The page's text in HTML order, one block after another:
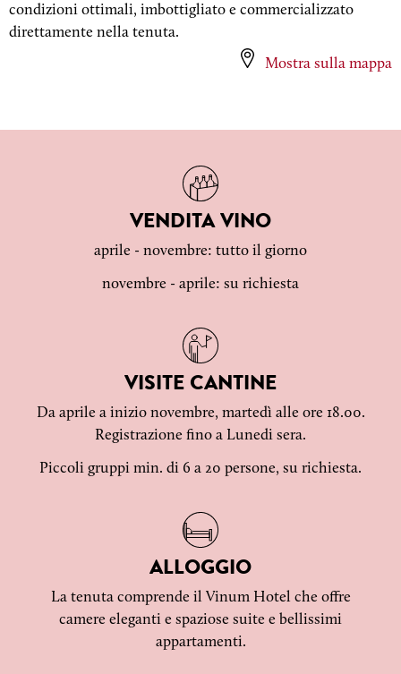
Mostra sulla mappa
condizioni ottimali, imbottigliato e commercializzato
direttamente nella tenuta.
VENDITA VINO
aprile - novembre: tutto il giorno
novembre - aprile: su richiesta
VISITE CANTINE
Da aprile a inizio novembre, martedì alle ore 18.00.
Registrazione fino a Lunedi sera.
Piccoli gruppi min. di 6 a 20 persone, su richiesta.
ALLOGGIO
La tenuta comprende il Vinum Hotel che offre
camere eleganti e spaziose suite e bellissimi
appartamenti.